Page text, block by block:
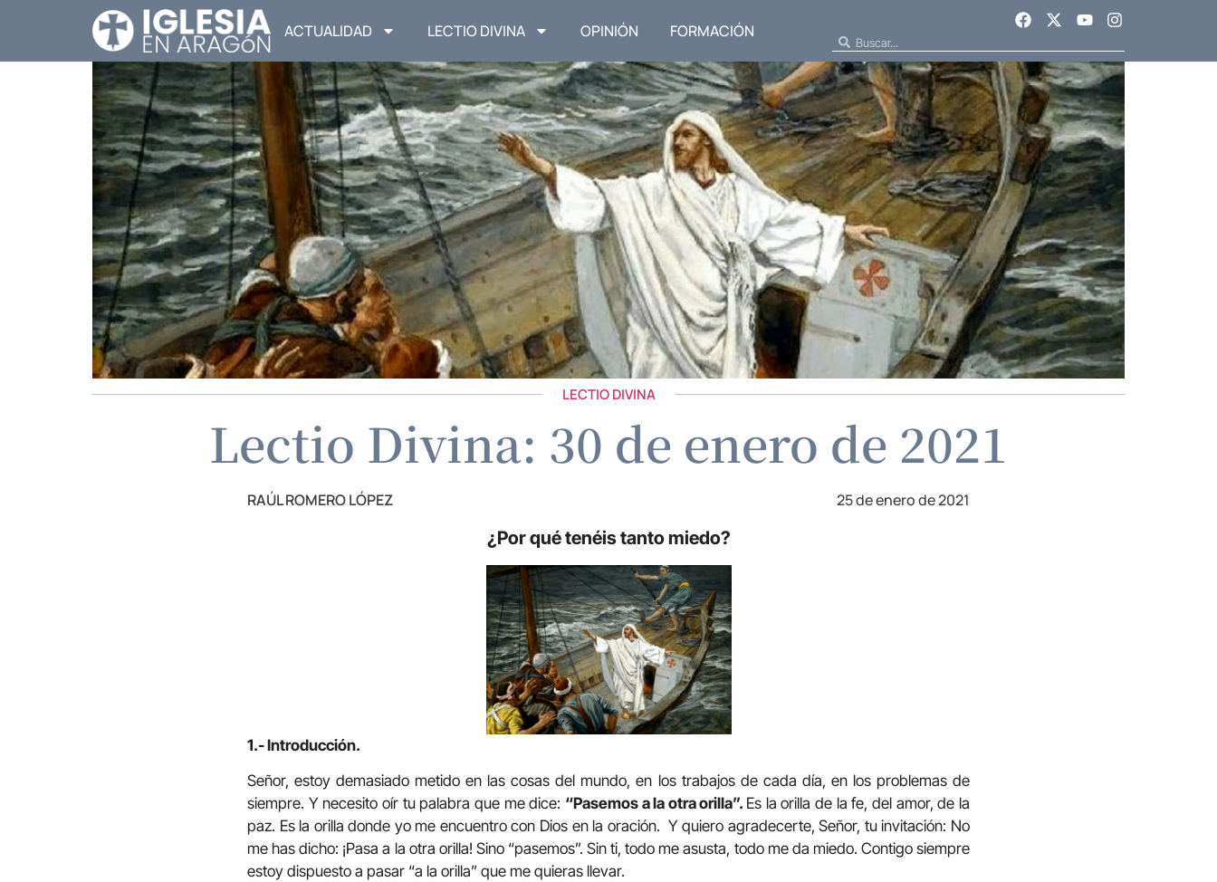
ACTUALIDAD LECTIO DIVINA OPINIÓN FORMACIÓN
LECTIO DIVINA
Lectio Divina: 30 de enero de 2021
RAÚL ROMERO LÓPEZ 25 de enero de 2021
¿Por qué tenéis tanto miedo?
1.- Introducción.
Señor, estoy demasiado metido en las cosas del mundo, en los trabajos de cada día, en los problemas de
siempre. Y necesito oír tu palabra que me dice: “Pasemos a la otra orilla”. Es la orilla de la fe, del amor, de la
paz. Es la orilla donde yo me encuentro con Dios en la oración. Y quiero agradecerte, Señor, tu invitación: No
me has dicho: ¡Pasa a la otra orilla! Sino “pasemos”. Sin ti, todo me asusta, todo me da miedo. Contigo siempre
estoy dispuesto a pasar “a la orilla” que me quieras llevar.